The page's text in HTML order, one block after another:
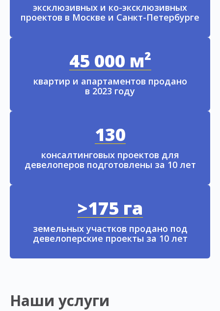
эксклюзивных и ко-эксклюзивных
проектов в Москве и Санкт-Петербурге
45 000 м²
квартир и апартаментов продано
в 2023 году
130
консалтинговых проектов для
девелоперов подготовлены за 10 лет
>175 га
земельных участков продано под
девелоперские проекты за 10 лет
Наши услуги